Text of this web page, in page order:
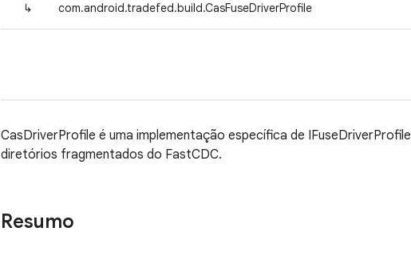
↳ com.android.tradefed.build.CasFuseDriverProfile
CasDriverProfile é uma implementação específica de
diretórios fragmentados do FastCDC.
Resumo